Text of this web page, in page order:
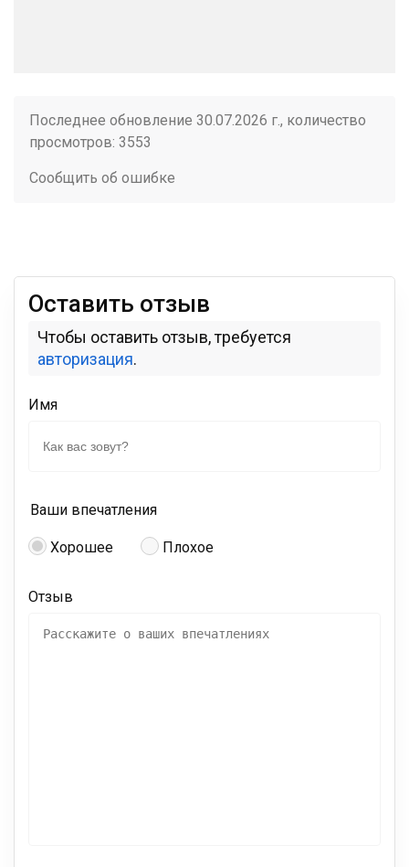
Последнее обновление 30.07.2026 г., количество
просмотров: 3553
Сообщить об ошибке
Оставить отзыв
Чтобы оставить отзыв, требуется
авторизация.
Имя
Ваши впечатления
Хорошее Плохое
Отзыв